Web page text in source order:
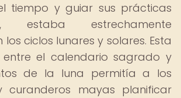
tiempo y guiar sus prácticas
estaba estrechamente
ciclos lunares y solares. Esta
entre el calendario sagrado y
de la luna permitía a los
curanderos mayas planificar